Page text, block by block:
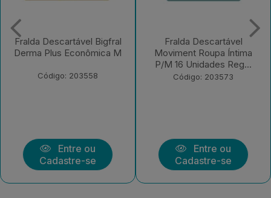
Fralda Descartável
Moviment Roupa Íntima
Código: 203573
Entre ou
Cadastre-se
Fralda Descartável Bigfral
Clássica Regular EX 7
Unidades
Código: 203570
Entre ou
Cadastre-se